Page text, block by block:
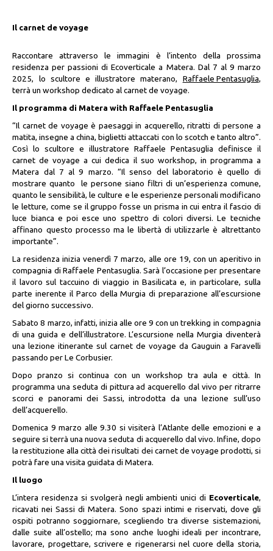
Il carnet de voyage
Raccontare attraverso le immagini è l’intento della prossima
residenza per passioni di Ecoverticale a Matera. Dal 7 al 9 marzo
2025, lo scultore e illustratore materano, Raffaele Pentasuglia,
terrà un workshop dedicato al carnet de voyage.
Il programma di Matera with Raffaele Pentasuglia
“Il carnet de voyage è paesaggi in acquerello, ritratti di persone a
matita, insegne a china, biglietti attaccati con lo scotch e tanto altro”.
Così lo scultore e illustratore Raffaele Pentasuglia definisce il
carnet de voyage a cui dedica il suo workshop, in programma a
Matera dal 7 al 9 marzo. “Il senso del laboratorio è quello di
mostrare quanto le persone siano filtri di un’esperienza comune,
quanto le sensibilità, le culture e le esperienze personali modificano
le letture, come se il gruppo fosse un prisma in cui entra il fascio di
luce bianca e poi esce uno spettro di colori diversi. Le tecniche
affinano questo processo ma le libertà di utilizzarle è altrettanto
importante”.
La residenza inizia venerdì 7 marzo, alle ore 19, con un aperitivo in
compagnia di Raffaele Pentasuglia. Sarà l’occasione per presentare
il lavoro sul taccuino di viaggio in Basilicata e, in particolare, sulla
parte inerente il Parco della Murgia di preparazione all’escursione
del giorno successivo.
Sabato 8 marzo, infatti, inizia alle ore 9 con un trekking in compagnia
di una guida e dell’illustratore. L’escursione nella Murgia diventerà
una lezione itinerante sul carnet de voyage da Gauguin a Faravelli
passando per Le Corbusier.
Dopo pranzo si continua con un workshop tra aula e città. In
programma una seduta di pittura ad acquerello dal vivo per ritrarre
scorci e panorami dei Sassi, introdotta da una lezione sull’uso
dell’acquerello.
Domenica 9 marzo alle 9.30 si visiterà l’Atlante delle emozioni e a
seguire si terrà una nuova seduta di acquerello dal vivo. Infine, dopo
la restituzione alla città dei risultati dei carnet de voyage prodotti, si
potrà fare una visita guidata di Matera.
Il luogo
L’intera residenza si svolgerà negli ambienti unici di Ecoverticale,
ricavati nei Sassi di Matera. Sono spazi intimi e riservati, dove gli
ospiti potranno soggiornare, scegliendo tra diverse sistemazioni,
dalle suite all’ostello; ma sono anche luoghi ideali per incontrare,
lavorare, progettare, scrivere e rigenerarsi nel cuore della storia,